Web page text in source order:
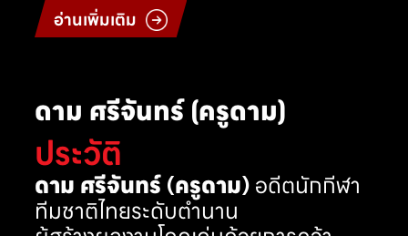
อ่านเพิ่มเติม
ดาม ศรีจันทร์ (ครูดาม)
ประวัติ
ดาม ศรีจันทร์ (ครูดาม)อดีตนักกีฬา
ทีมชาติไทยระดับตำนาน